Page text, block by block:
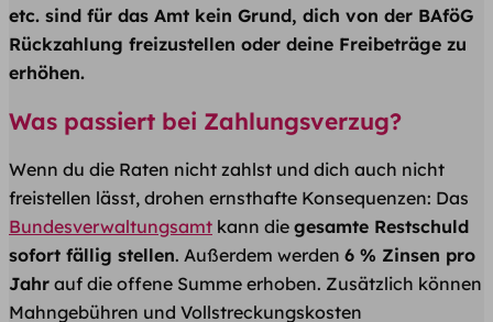
etc. sind für das Amt kein Grund, dich von der BAföG
Rückzahlung freizustellen oder deine Freibeträge zu
erhöhen.
Was passiert bei Zahlungsverzug?
Wenn du die Raten nicht zahlst und dich auch nicht
freistellen lässt, drohen ernsthafte Konsequenzen: Das
Bundesverwaltungsamt kann die gesamte Restschuld
sofort fällig stellen. Außerdem werden 6 % Zinsen pro
Jahr auf die offene Summe erhoben. Zusätzlich können
Mahngebühren und Vollstreckungskosten